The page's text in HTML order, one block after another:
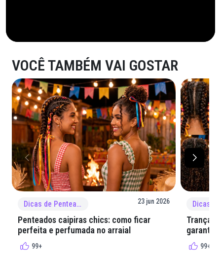
VOCÊ TAMBÉM VAI GOSTAR
Dicas de Penteado 23 jun 2026
Penteados caipiras chics: como ficar
perfeita e perfumada no arraial
99+
Tranças
garantir
99+